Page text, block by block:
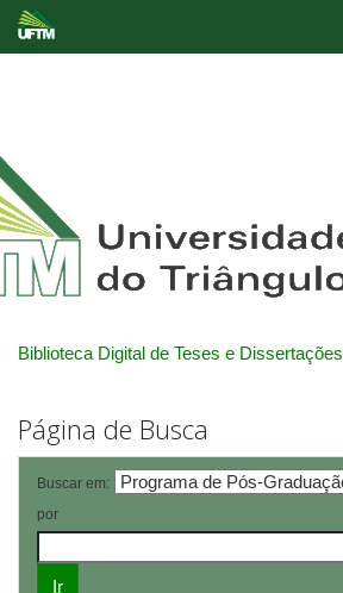
Biblioteca Digital de Teses e Dissertações
Página de Busca
Buscar em:
por